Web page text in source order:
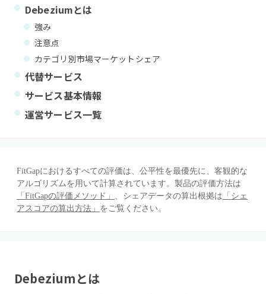
Debeziumとは
強み
注意点
カテゴリ別市場マーケットシェア
代替サービス
サービス基本情報
運営サービス一覧
FitGapにおけるすべての評価は、公平性を最優先に、客観的な
アルゴリズムを用いて計算されています。製品の評価方法は
「FitGapの評価メソッド」 、シェアデータの算出根拠は 「シェ
アスコアの算出方法」 をご覧ください。
Debeziumとは